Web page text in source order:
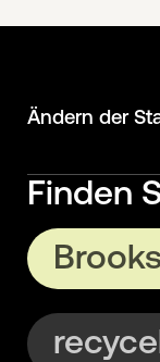
Ändern der
Finden